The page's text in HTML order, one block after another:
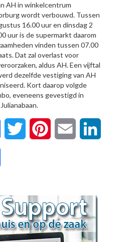
AH in winkelcentrum
wordt verbouwd. Tussen
16.00 uur en dinsdag 2
uur is de supermarkt daarom
vinden tussen 07.00
Dat zal overlast voor
aldus AH. Een vijftal
dezelfde vestiging van AH
Kort daarop volgde
eveneens gevestigd in
FacebookTwitter Pinterest Email